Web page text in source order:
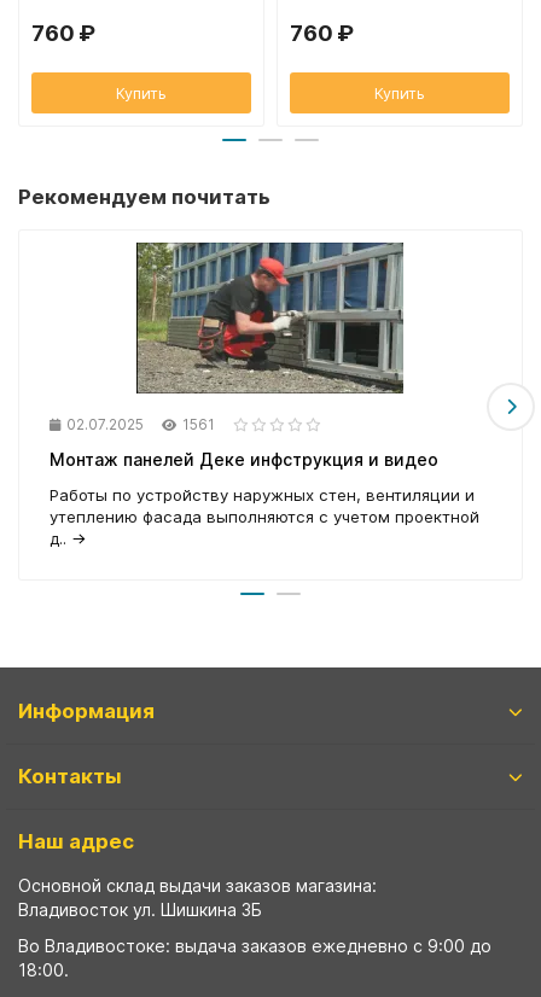
760 ₽
Купить
760 ₽
Купить
Рекомендуем почитать
02.07.2025 1561
Монтаж панелей Деке инфструкция и видео
Работы по устройству наружных стен, вентиляции и
утеплению фасада выполняются с учетом проектной
д.. →
Информация
Контакты
Наш адрес
Основной склад выдачи заказов магазина:
Владивосток ул. Шишкина 3Б
Во Владивостоке: выдача заказов ежедневно с 9:00 до
18:00.